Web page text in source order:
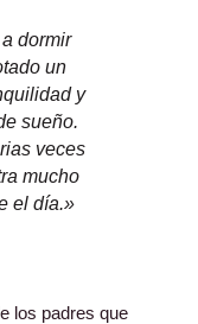
dormir
un
y
sueño.
veces
mucho
el día.»
los padres que